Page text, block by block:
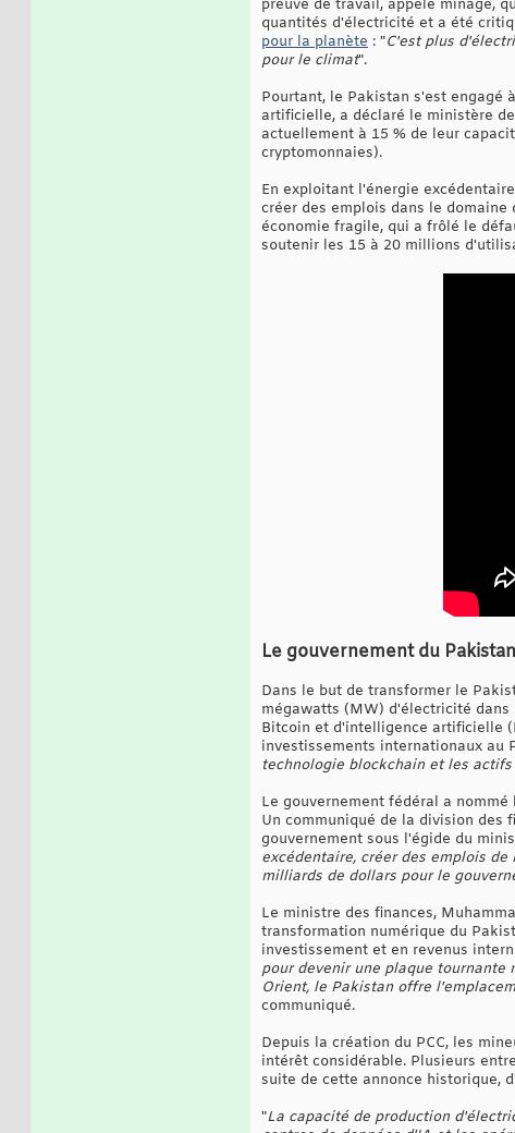
preuve de travail, appelé minage,
quantités d'électricité et a été
pour la planète : "C'est plus
pour le climat".
Pourtant, le Pakistan s'est engagé
artificielle, a déclaré le ministère
actuellement à 15 % de leur
cryptomonnaies).
En exploitant l'énergie
créer des emplois dans le
économie fragile, qui a frôlé le
soutenir les 15 à 20 millions
Le gouvernement du
Dans le but de transformer le
mégawatts (MW) d'électricité
Bitcoin et d'intelligence artificielle
investissements internationaux au
technologie blockchain et les
Le gouvernement fédéral a
Un communiqué de la division des
gouvernement sous l'égide du
excédentaire, créer des emplois
milliards de dollars pour le
Le ministre des finances,
transformation numérique du
investissement et en revenus
pour devenir une plaque tournante
Orient, le Pakistan offre
communiqué.
Depuis la création du PCC, les
intérêt considérable. Plusieurs
suite de cette annonce historique,
"La capacité de production